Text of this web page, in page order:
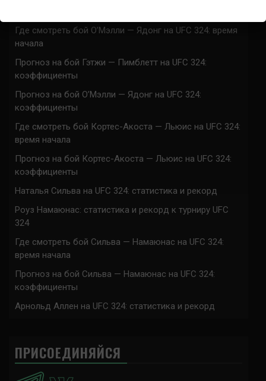
Где смотреть бой О’Мэлли — Ядонг на UFC 324: время
начала
Прогноз на бой Гэтжи — Пимблетт на UFC 324:
коэффициенты
Прогноз на бой О’Мэлли — Ядонг на UFC 324:
коэффициенты
Где смотреть бой Кортес-Акоста — Льюис на UFC 324:
время начала
Прогноз на бой Кортес-Акоста — Льюис на UFC 324:
коэффициенты
Наталья Сильва на UFC 324: статистика и рекорд
Роуз Намаюнас: статистика и рекорд к турниру UFC
324
Где смотреть бой Сильва — Намаюнас на UFC 324:
время начала
Прогноз на бой Сильва — Намаюнас на UFC 324:
коэффициенты
Арнольд Аллен на UFC 324: статистика и рекорд
ПРИСОЕДИНЯЙСЯ